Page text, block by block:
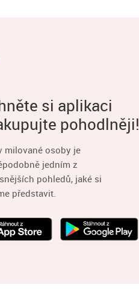
si aplikaci
pohodlněji!
milované osoby je
jedním z
pohledů, jaké si
představit.